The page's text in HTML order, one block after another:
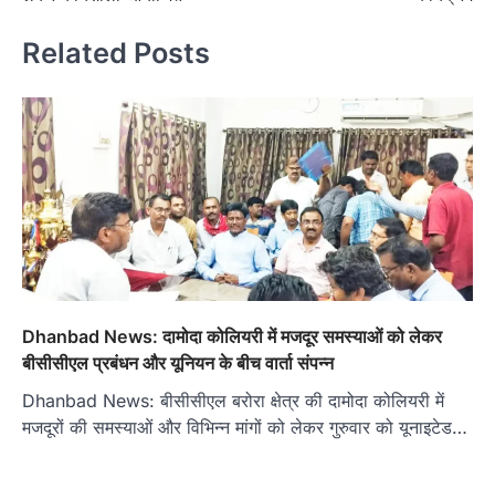
Related Posts
Dhanbad News: दामोदा कोलियरी में मजदूर समस्याओं को लेकर
बीसीसीएल प्रबंधन और यूनियन के बीच वार्ता संपन्न
Dhanbad News: बीसीसीएल बरोरा क्षेत्र की दामोदा कोलियरी में
मजदूरों की समस्याओं और विभिन्न मांगों को लेकर गुरुवार को यूनाइटेड…